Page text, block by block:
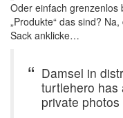
Oder einfach grenzenlos
„Produkte“ das sind?
Sack anklicke…
Damsel in
turtlehero has
private